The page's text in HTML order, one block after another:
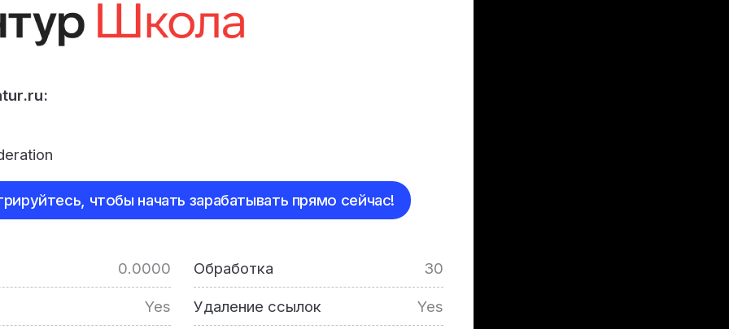
чтобы начать зарабатывать прямо сейчас!
0.0000 Обработка 30
Yes Удаление ссылок Yes